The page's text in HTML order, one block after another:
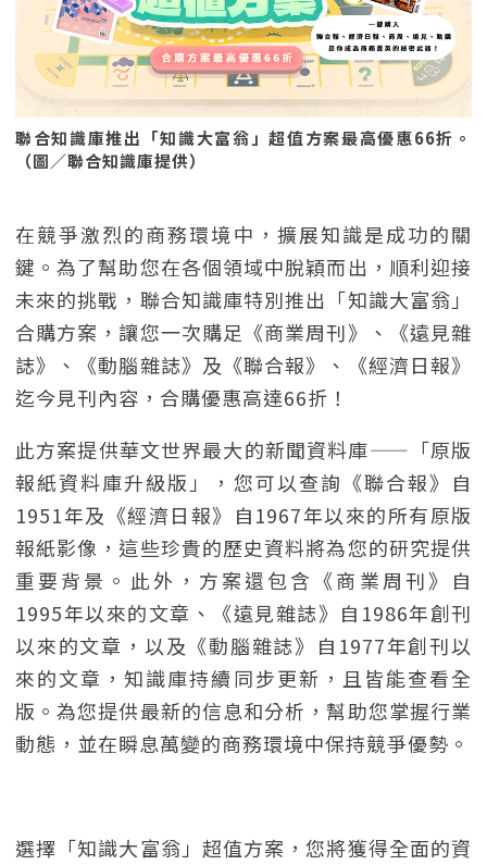
聯合知識庫推出「知識大富翁」超值方案最高優惠66折。
（圖／聯合知識庫提供）
在競爭激烈的商務環境中，擴展知識是成功的關
鍵。為了幫助您在各個領域中脫穎而出，順利迎接
未來的挑戰，聯合知識庫特別推出「知識大富翁」
合購方案，讓您一次購足《商業周刊》、《遠見雜
誌》、《動腦雜誌》及《聯合報》、《經濟日報》
迄今見刊內容，合購優惠高達66折！
此方案提供華文世界最大的新聞資料庫——「原版
報紙資料庫升級版」，您可以查詢《聯合報》自
1951年及《經濟日報》自1967年以來的所有原版
報紙影像，這些珍貴的歷史資料將為您的研究提供
重要背景。此外，方案還包含《商業周刊》自
1995年以來的文章、《遠見雜誌》自1986年創刊
以來的文章，以及《動腦雜誌》自1977年創刊以
來的文章，知識庫持續同步更新，且皆能查看全
版。為您提供最新的信息和分析，幫助您掌握行業
動態，並在瞬息萬變的商務環境中保持競爭優勢。
選擇「知識大富翁」超值方案，您將獲得全面的資